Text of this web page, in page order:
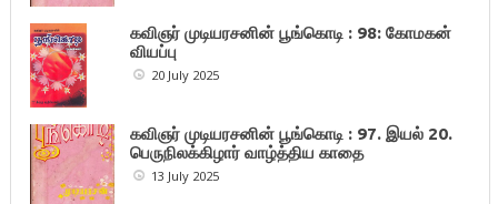
கவிஞர் முடியரசனின் பூங்கொடி : 98: கோமகன்
வியப்பு
20 July 2025
கவிஞர் முடியரசனின் பூங்கொடி : 97. இயல் 20.
பெருநிலக்கிழார் வாழ்த்திய காதை
13 July 2025